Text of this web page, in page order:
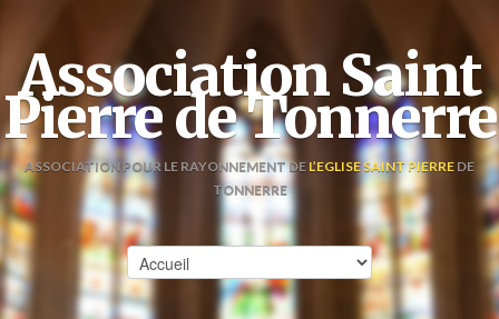
Association Saint
Pierre de Tonnerre
ASSOCIATION POUR LE RAYONNEMENT DE L’EGLISE SAINT PIERRE DE
TONNERRE